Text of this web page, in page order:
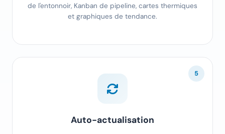
de l'entonnoir, Kanban de pipeline, cartes thermiques
et graphiques de tendance.
5
Auto-actualisation